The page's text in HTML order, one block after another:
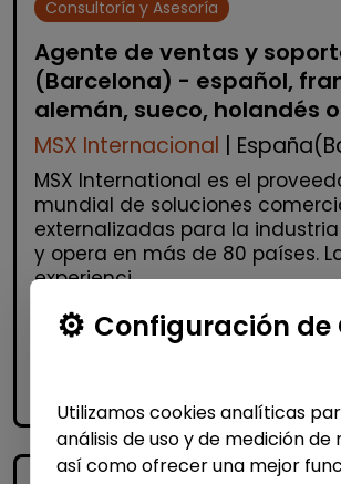
Consultoría y Asesoría
Agente de ventas y
(Barcelona) - español,
alemán, sueco, holandés
MSX Internacional |
MSX International es el
mundial de soluciones
externalizadas para la
y opera en más de 80 países.
experienci...
Me interesa
accessibility_newPersonas con
Configuración de
Utilizamos cookies analíticas
análisis de uso y de medición
así como ofrecer una mejor